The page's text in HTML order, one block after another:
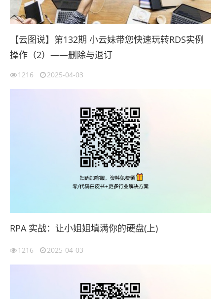
【云图说】第132期 小云妹带您快速玩转RDS实例
操作（2）——删除与退订
1216 2025-04-03
RPA 实战：让小姐姐填满你的硬盘(上)
1216 2025-04-03